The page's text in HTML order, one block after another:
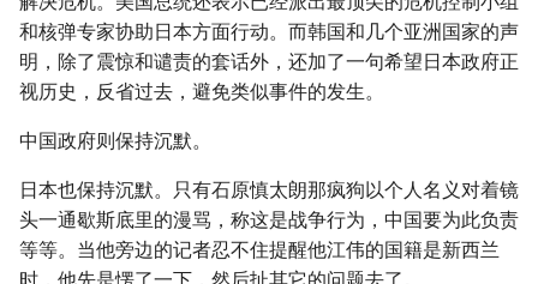
和核弹专家协助日本方面行动。而韩国和几个亚洲国家的声
明，除了震惊和谴责的套话外，还加了一句希望日本政府正
视历史，反省过去，避免类似事件的发生。
中国政府则保持沉默。
日本也保持沉默。只有石原慎太朗那疯狗以个人名义对着镜
头一通歇斯底里的漫骂，称这是战争行为，中国要为此负责
等等。当他旁边的记者忍不住提醒他江伟的国籍是新西兰